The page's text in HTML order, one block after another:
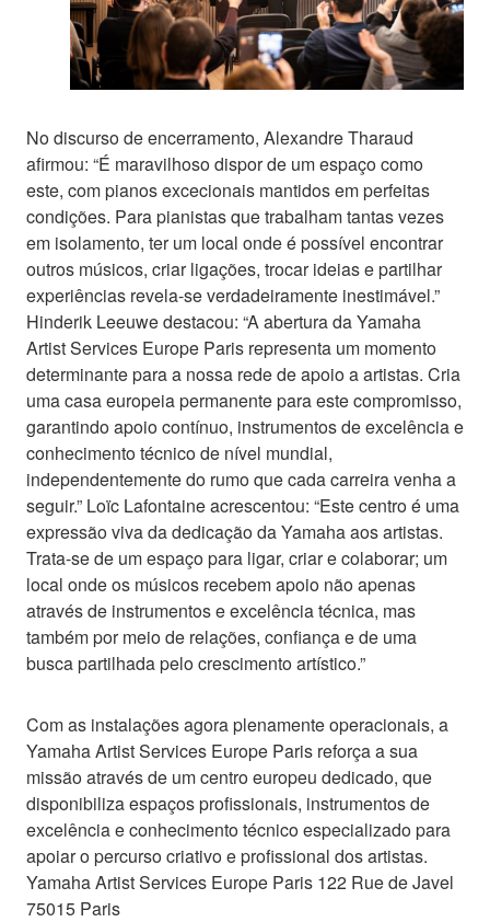
No discurso de encerramento, Alexandre Tharaud
afirmou: “É maravilhoso dispor de um espaço como
este, com pianos excecionais mantidos em perfeitas
condições. Para pianistas que trabalham tantas vezes
em isolamento, ter um local onde é possível encontrar
outros músicos, criar ligações, trocar ideias e partilhar
experiências revela-se verdadeiramente inestimável.”
Hinderik Leeuwe destacou: “A abertura da Yamaha
Artist Services Europe Paris representa um momento
determinante para a nossa rede de apoio a artistas. Cria
uma casa europeia permanente para este compromisso,
garantindo apoio contínuo, instrumentos de excelência e
conhecimento técnico de nível mundial,
independentemente do rumo que cada carreira venha a
seguir.” Loïc Lafontaine acrescentou: “Este centro é uma
expressão viva da dedicação da Yamaha aos artistas.
Trata-se de um espaço para ligar, criar e colaborar; um
local onde os músicos recebem apoio não apenas
através de instrumentos e excelência técnica, mas
também por meio de relações, confiança e de uma
busca partilhada pelo crescimento artístico.”
Com as instalações agora plenamente operacionais, a
Yamaha Artist Services Europe Paris reforça a sua
missão através de um centro europeu dedicado, que
disponibiliza espaços profissionais, instrumentos de
excelência e conhecimento técnico especializado para
apoiar o percurso criativo e profissional dos artistas.
Yamaha Artist Services Europe Paris 122 Rue de Javel
75015 Paris